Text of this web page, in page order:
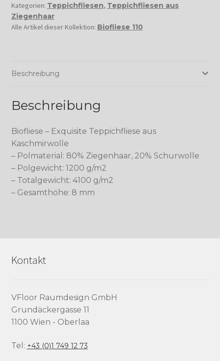
Kategorien: Teppichfliesen, Teppichfliesen aus
Ziegenhaar
Alle Artikel dieser Kollektion: Biofliese 110
Beschreibung
Beschreibung
Biofliese – Exquisite Teppichfliese aus
Kaschmirwolle
– Polmaterial: 80% Ziegenhaar, 20% Schurwolle
– Polgewicht: 1200 g/m2
– Totalgewicht: 4100 g/m2
– Gesamthöhe: 8 mm
Kontakt
VFloor Raumdesign GmbH
Grundäckergasse 11
1100 Wien - Oberlaa
Tel: +43 (0)1 749 12 73